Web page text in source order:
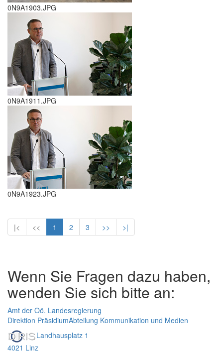
0N9A1903.JPG
0N9A1911.JPG
0N9A1923.JPG
|< << 1 2 3 >> >|
Wenn Sie Fragen dazu haben,
wenden Sie sich bitte an:
Amt der Oö. Landesregierung
Direktion PräsidiumAbteilung Kommunikation und Medien
Landhausplatz 1
4021 Linz